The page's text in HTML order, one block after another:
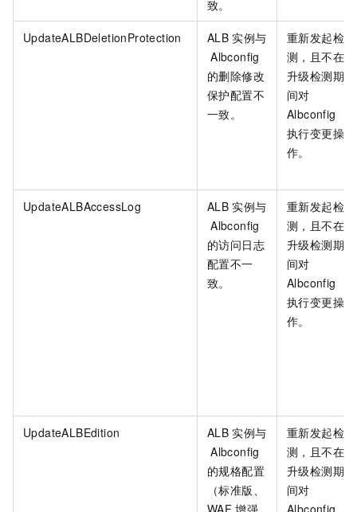
致。
UpdateALBDeletionProtection ALB 实例与
Albconfig
的删除修改
保护配置不
一致。
重新发起检
测，且不在
升级检测期
间对
Albconfig
执行变更操
作。
UpdateALBAccessLog ALB 实例与
Albconfig
的访问日志
配置不一
致。
重新发起检
测，且不在
升级检测期
间对
Albconfig
执行变更操
作。
UpdateALBEdition ALB 实例与
Albconfig
的规格配置
（标准版、
重新发起检
测，且不在
升级检测期
间对